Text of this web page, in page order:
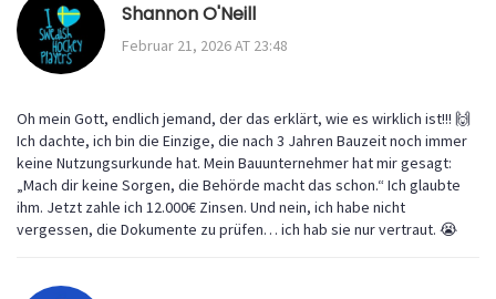
Shannon O'Neill
Februar 21, 2026 AT 23:48
Oh mein Gott, endlich jemand, der das erklärt, wie es wirklich ist!!! 🙌
Ich dachte, ich bin die Einzige, die nach 3 Jahren Bauzeit noch immer
keine Nutzungsurkunde hat. Mein Bauunternehmer hat mir gesagt:
„Mach dir keine Sorgen, die Behörde macht das schon.“ Ich glaubte
ihm. Jetzt zahle ich 12.000€ Zinsen. Und nein, ich habe nicht
vergessen, die Dokumente zu prüfen… ich hab sie nur vertraut. 😭